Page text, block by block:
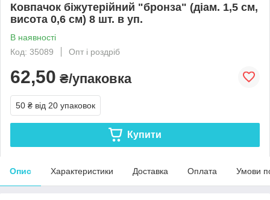
Ковпачок біжутерійний "бронза" (діам. 1,5 см,
висота 0,6 см) 8 шт. в уп.
В наявності
Код: 35089
Опт і роздріб
62,50 ₴/упаковка
50 ₴ від 20 упаковок
Купити
Опис Характеристики Доставка Оплата Умови